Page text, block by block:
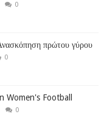
0
πρώτου γύρου
0
Women's Football
0